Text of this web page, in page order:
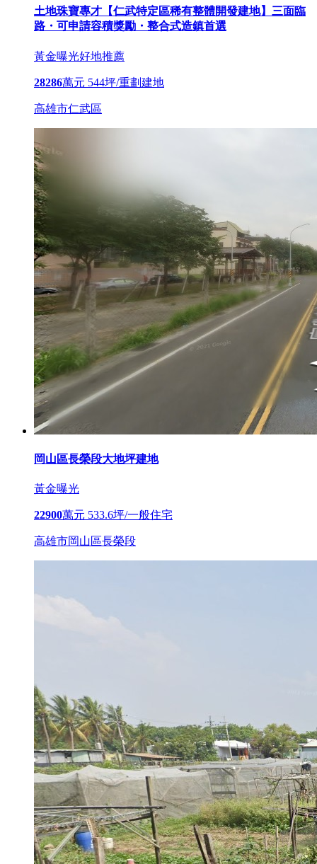
土地珠寶專才【仁武特定區稀有整體開發建地】三面臨
路・可申請容積獎勵・整合式造鎮首選
黃金曝光好地推薦
28286萬元 544坪/重劃建地
高雄市仁武區
岡山區長榮段大地坪建地
黃金曝光
22900萬元 533.6坪/一般住宅
高雄市岡山區長榮段